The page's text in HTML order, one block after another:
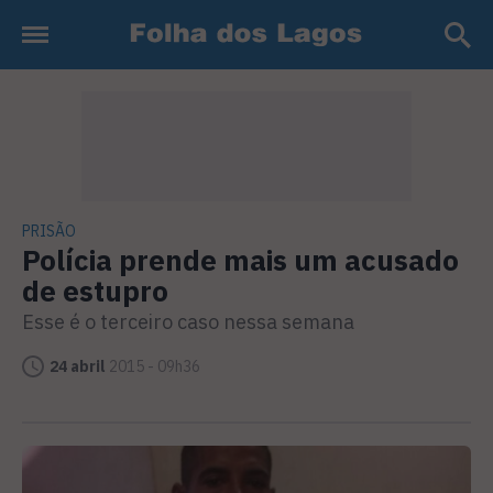
PRISÃO
Polícia prende mais um acusado
de estupro
Esse é o terceiro caso nessa semana
24 abril 2015 - 09h36